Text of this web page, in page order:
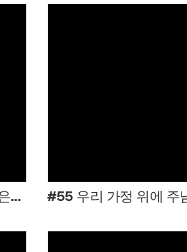
#56 당신의 크신 평안과 은혜가 이 하루에